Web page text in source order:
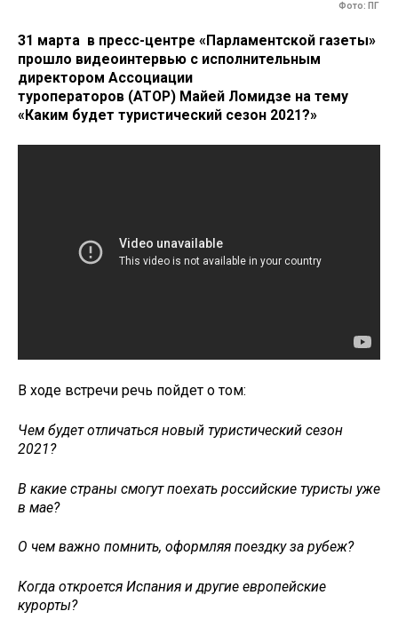
Фото: ПГ
31 марта в пресс-центре «Парламентской газеты»
прошло видеоинтервью с исполнительным
директором Ассоциации
туроператоров (АТОР) Майей Ломидзе на тему
«Каким будет туристический сезон 2021?»
В ходе встречи речь пойдет о том:
Чем будет отличаться новый туристический сезон
2021?
В какие страны смогут поехать российские туристы уже
в мае?
О чем важно помнить, оформляя поездку за рубеж?
Когда откроется Испания и другие европейские
курорты?